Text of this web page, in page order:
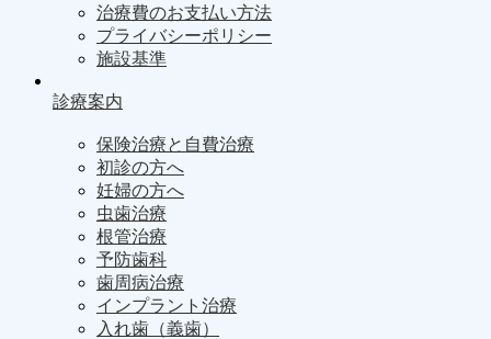
治療費のお支払い方法
プライバシーポリシー
施設基準
診療案内
保険治療と自費治療
初診の方へ
妊婦の方へ
虫歯治療
根管治療
予防歯科
歯周病治療
インプラント治療
入れ歯（義歯）